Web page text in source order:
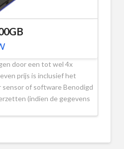
door een tot wel 4x
prijs is inclusief het
of software Benodigd
(indien de gegevens